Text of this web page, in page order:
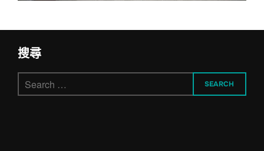
搜尋
Search
for:
SEARCH